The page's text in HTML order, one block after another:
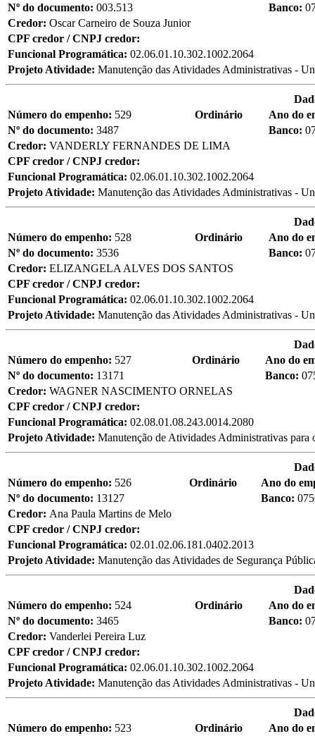
Nº do documento: 003.513 Banco:
Credor: Oscar Carneiro de Souza Junior
CPF credor / CNPJ credor:
Funcional Programática: 02.06.01.10.302.1002.2064
Projeto Atividade: Manutenção das Atividades Administrativas -
Número do empenho: 529 Ordinário
Ano do
Nº do documento: 3487 Banco:
Credor: VANDERLY FERNANDES DE LIMA
CPF credor / CNPJ credor:
Funcional Programática: 02.06.01.10.302.1002.2064
Projeto Atividade: Manutenção das Atividades Administrativas -
Número do empenho: 528 Ordinário
Ano do
Nº do documento: 3536 Banco:
Credor: ELIZANGELA ALVES DOS SANTOS
CPF credor / CNPJ credor:
Funcional Programática: 02.06.01.10.302.1002.2064
Projeto Atividade: Manutenção das Atividades Administrativas -
Número do empenho: 527 Ordinário
Ano do
Nº do documento: 13171 Banco:
Credor: WAGNER NASCIMENTO ORNELAS
CPF credor / CNPJ credor:
Funcional Programática: 02.08.01.08.243.0014.2080
Projeto Atividade: Manutenção de Atividades Administrativas para
Número do empenho: 526 Ordinário
Ano do
Nº do documento: 13127 Banco:
Credor: Ana Paula Martins de Melo
CPF credor / CNPJ credor:
Funcional Programática: 02.01.02.06.181.0402.2013
Projeto Atividade: Manutenção das Atividades de Segurança
Número do empenho: 524 Ordinário
Ano do
Nº do documento: 3465 Banco:
Credor: Vanderlei Pereira Luz
CPF credor / CNPJ credor:
Funcional Programática: 02.06.01.10.302.1002.2064
Projeto Atividade: Manutenção das Atividades Administrativas -
Número do empenho: 523 Ordinário
Ano do